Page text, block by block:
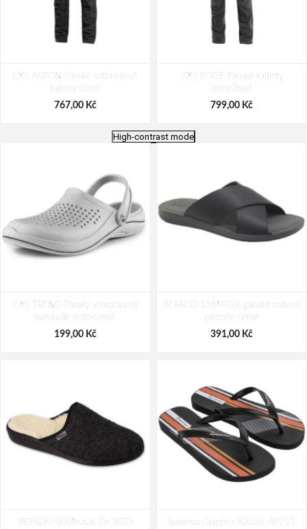
CXS AKRON Pánské softshellové
kalhoty černé
767,00 Kč
CXS BOISE Pánské kalhoty
antracitové
799,00 Kč
591,00 Kč 591,00 Kč
High-contrast mode
CXS TREND Pánský volnočasový
nazouvák šedo-černé
199,00 Kč
BEFADO 158M026 pánské kožené
pantofle černé
391,00 Kč
BEFADO 000M326 DrORTO
Ipanema Graphics 83532-AP255